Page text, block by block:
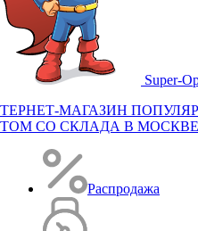
Super-
МАГАЗИН
СО СКЛАДА В МОСКВЕ
Распродажа